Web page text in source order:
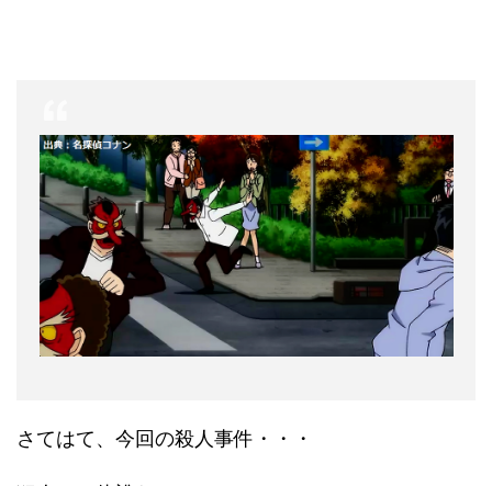
さてはて、今回の殺人事件・・・